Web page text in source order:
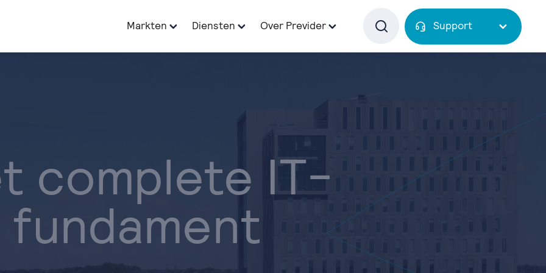
Markten Diensten Over Previder Support
complete IT-
fundament